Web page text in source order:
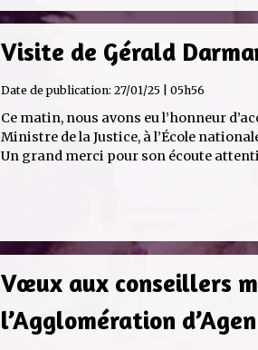
Visite de Gérald
Date de publication: 27/01/25 | 05h56
Ce matin, nous avons eu l’honneur
Ministre de la Justice, à l’École
Un grand merci pour son écoute
Vœux aux conseillers
l’Agglomération d’Agen